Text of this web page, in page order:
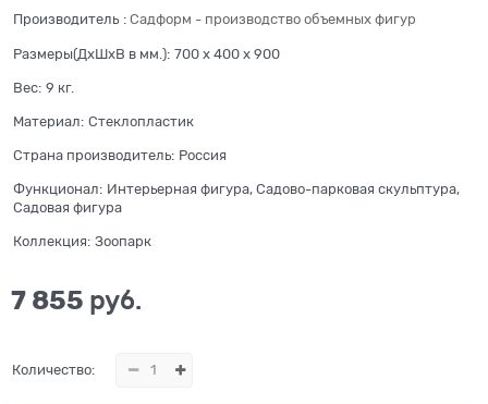
Производитель : Садформ - производство объемных фигур
Размеры(ДхШхВ в мм.): 700 x 400 x 900
Вес: 9 кг.
Материал: Стеклопластик
Страна производитель: Россия
Функционал: Интерьерная фигура, Садово-парковая скульптура,
Садовая фигура
Коллекция: Зоопарк
7 855 руб.
Количество: